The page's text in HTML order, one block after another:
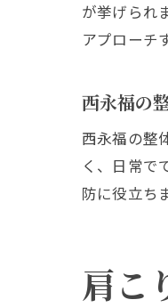
が挙げられ
アプローチ
西永福の
西永福の整
く、日常で
防に役立ち
肩こ